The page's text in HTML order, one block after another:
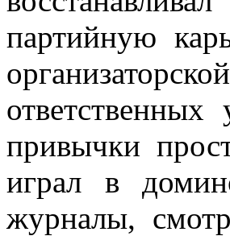
партийную
привычки
играл в
журналы,